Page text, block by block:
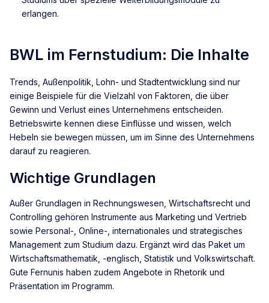
erlangen.
BWL im Fernstudium: Die Inhalte
Trends, Außenpolitik, Lohn- und Stadtentwicklung sind nur
einige Beispiele für die Vielzahl von Faktoren, die über
Gewinn und Verlust eines Unternehmens entscheiden.
Betriebswirte kennen diese Einflüsse und wissen, welch
Hebeln sie bewegen müssen, um im Sinne des Unternehmens
darauf zu reagieren.
Wichtige Grundlagen
Außer Grundlagen in Rechnungswesen, Wirtschaftsrecht und
Controlling gehören Instrumente aus Marketing und Vertrieb
sowie Personal-, Online-, internationales und strategisches
Management zum Studium dazu. Ergänzt wird das Paket um
Wirtschaftsmathematik, -englisch, Statistik und Volkswirtschaft.
Gute Fernunis haben zudem Angebote in Rhetorik und
Präsentation im Programm.